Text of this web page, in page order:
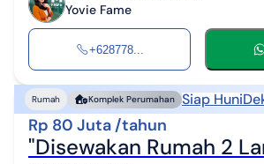
Yovie Fame
+628778...
Rumah Komplek Perumahan Siap Huni
Rp 80 Juta /tahun
"Disewakan Rumah 2